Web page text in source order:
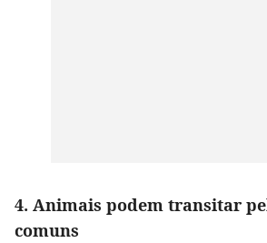
4. Animais podem transitar
comuns